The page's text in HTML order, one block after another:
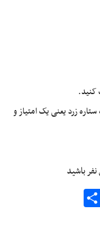
کنید.
زرد یعنی یک امتیاز و
باشید
Gmail